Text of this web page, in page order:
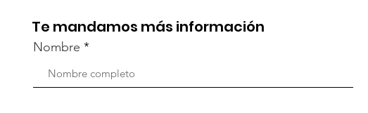
Te mandamos más información
Nombre